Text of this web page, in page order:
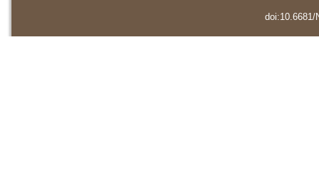
doi:10.6681/